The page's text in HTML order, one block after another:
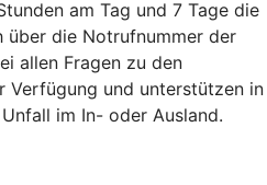
am Tag und 7 Tage die
die Notrufnummer der
allen Fragen zu den
Verfügung und unterstützen in
im In- oder Ausland.